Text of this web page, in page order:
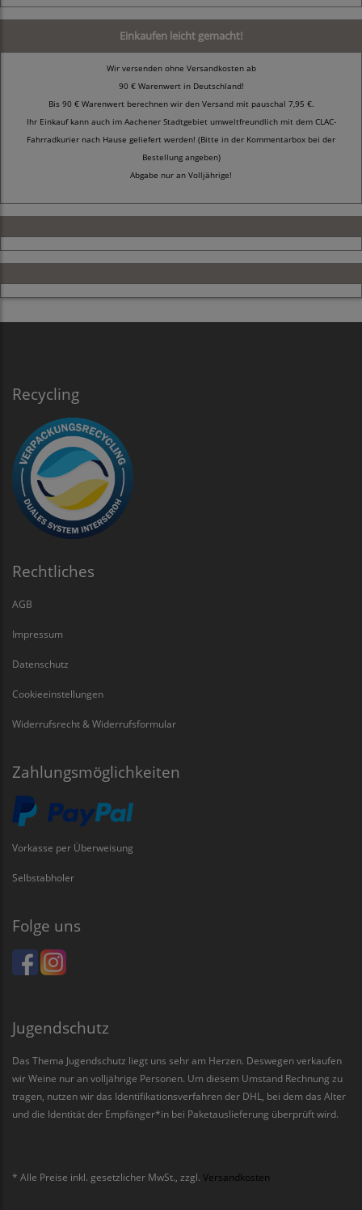
Einkaufen leicht gemacht!
Wir versenden ohne Versandkosten ab
90 € Warenwert in Deutschland!
Bis 90 € Warenwert berechnen wir den Versand mit pauschal 7,95 €.
Ihr Einkauf kann auch im Aachener Stadtgebiet umweltfreundlich mit dem CLAC-
Fahrradkurier nach Hause geliefert werden! (Bitte in der Kommentarbox bei der
Bestellung angeben)
Abgabe nur an Volljährige!
Recycling
Rechtliches
AGB
Impressum
Datenschutz
Cookieeinstellungen
Widerrufsrecht & Widerrufsformular
Zahlungsmöglichkeiten
Vorkasse per Überweisung
Selbstabholer
Folge uns
Jugendschutz
Das Thema Jugendschutz liegt uns sehr am Herzen. Deswegen verkaufen
wir Weine nur an volljährige Personen. Um diesem Umstand Rechnung zu
tragen, nutzen wir das Identifikationsverfahren der DHL, bei dem das Alter
und die Identität der Empfänger*in bei Paketauslieferung überprüft wird.
* Alle Preise inkl. gesetzlicher MwSt., zzgl. Versandkosten